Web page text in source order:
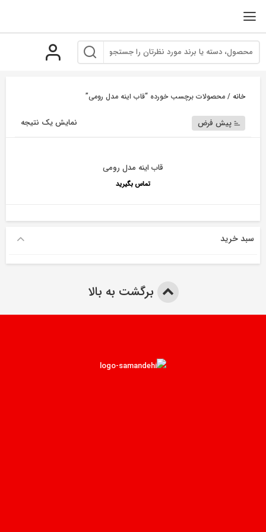
خانه / محصولات برچسب خورده “قاب اینه مدل رومی”
نمایش یک نتیجه پیش فرض
قاب اینه مدل رومی
تماس بگیرید
سبد خرید
برگشت به بالا